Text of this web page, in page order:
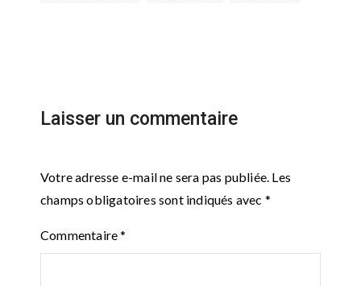
Laisser un commentaire
Votre adresse e-mail ne sera pas publiée. Les
champs obligatoires sont indiqués avec *
Commentaire*